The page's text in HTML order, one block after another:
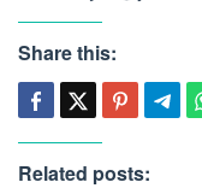
Share this:
Related posts: